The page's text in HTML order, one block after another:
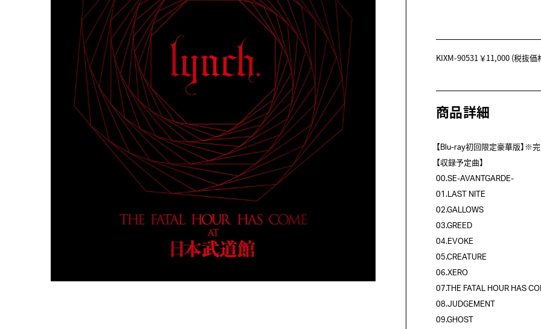
KIXM-90531￥11,000 (税抜価
商品詳細
【Blu-ray初回限定豪華版】※
【収録予定曲】
00.SE-AVANTGARDE-
01.LAST NITE
02.GALLOWS
03.GREED
04.EVOKE
05.CREATURE
06.XERO
07.THE FATAL HOUR HAS
08.JUDGEMENT
09.GHOST